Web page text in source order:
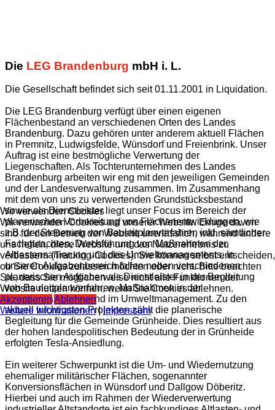
Die LEG Brandenburg mbH i. L.
Die Gesellschaft befindet sich seit 01.11.2001 in Liquidation.
Die LEG Brandenburg verfügt über einen eigenen
Flächenbestand an verschiedenen Orten des Landes
Brandenburg. Dazu gehören unter anderem aktuell Flächen
in Premnitz, Ludwigsfelde, Wünsdorf und Freienbrink. Unser
Auftrag ist eine bestmögliche Verwertung der
Liegenschaften. Als Tochterunternehmen des Landes
Brandenburg arbeiten wir eng mit den jeweiligen Gemeinden
und der Landesverwaltung zusammen. Im Zusammenhang
mit dem von uns zu verwertenden Grundstücksbestand
sowie als Dienstleister liegt unser Focus im Bereich der
planerischen Vorbereitung von Flächenentwicklungen, wie
z.B. der Steuerung von Bauleitplanverfahren inkl. sämtlicher
Fachgutachten, Durchführung von Maßnahmen der
Altlastensanierung und des Umweltmanagements. In
unseren Aufgabenbereich fallen neben verschiedenen
planerischen Aufgaben als Dienstleister in der Begleitung
von Bauleitplanverfahren, Maßnahmen in der
Altlastensanierung und im Umweltmanagement. Zu den
aktuell wichtigsten Projekten zählt die planerische
Begleitung für die Gemeinde Grünheide. Dies resultiert aus
der hohen landespolitischen Bedeutung der in Grünheide
erfolgten Tesla-Ansiedlung.
Ein weiterer Schwerpunkt ist die Um- und Wiedernutzung
ehemaliger militärischer Flächen, sogenannter
Konversionsflächen in Wünsdorf und Dallgow Döberitz.
Hierbei und auch im Rahmen der Wiederverwertung
Wir verwenden Cookies
Wir verwenden Cookies auf unserer Website. Einige davon
sind für den Betrieb der Website unerlässlich, während andere
uns helfen, diese Website und das Nutzererlebnis zu
verbessern (Tracking-Cookies). Sie können selbst entscheiden,
ob Sie Cookies zulassen möchten oder nicht. Bitte beachten
Sie, dass Sie möglicherweise nicht alle Funktionen der
Website nutzen können, wenn Sie Cookies ablehnen.
Akzeptieren Ablehnen
Weitere Informationen|Impressum